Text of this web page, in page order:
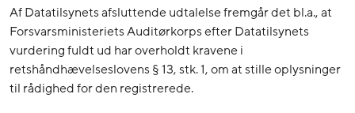
Af Datatilsynets afsluttende udtalelse fremgår det bl.a., at
Forsvarsministeriets Auditørkorps efter Datatilsynets
vurdering fuldt ud har overholdt kravene i
retshåndhævelseslovens § 13, stk. 1, om at stille oplysninger
til rådighed for den registrerede.